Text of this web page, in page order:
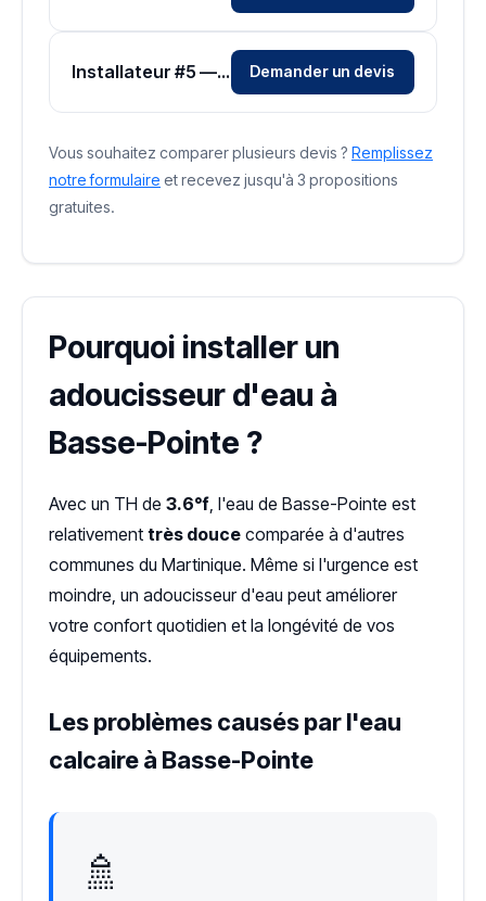
Installateur #5 — Zone Martinique Demander un devis
Vous souhaitez comparer plusieurs devis ? Remplissez
notre formulaire et recevez jusqu'à 3 propositions
gratuites.
Pourquoi installer un
adoucisseur d'eau à
Basse-Pointe ?
Avec un TH de 3.6°f , l'eau de Basse-Pointe est
relativement très douce comparée à d'autres
communes du Martinique. Même si l'urgence est
moindre, un adoucisseur d'eau peut améliorer
votre confort quotidien et la longévité de vos
équipements.
Les problèmes causés par l'eau
calcaire à Basse-Pointe
🚿